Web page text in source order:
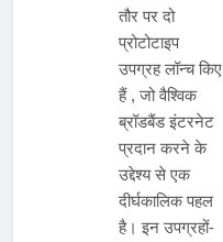
तौर पर दो
प्रोटोटाइप
उपग्रह लॉन्च किए
हैं , जो वैश्विक
ब्रॉडबैंड इंटरनेट
प्रदान करने के
उद्देश्य से एक
दीर्घकालिक पहल
है। इन उपग्रहों-